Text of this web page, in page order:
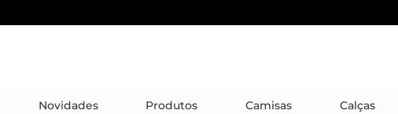
Novidades Produtos Camisas Calças